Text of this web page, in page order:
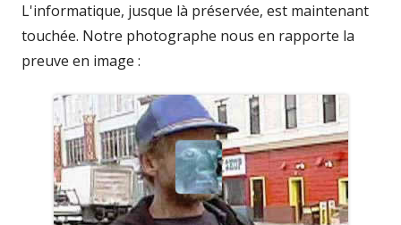
L'informatique, jusque là préservée, est maintenant
touchée. Notre photographe nous en rapporte la
preuve en image :